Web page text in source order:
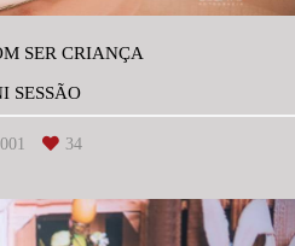
SER CRIANÇA
SESSÃO
34